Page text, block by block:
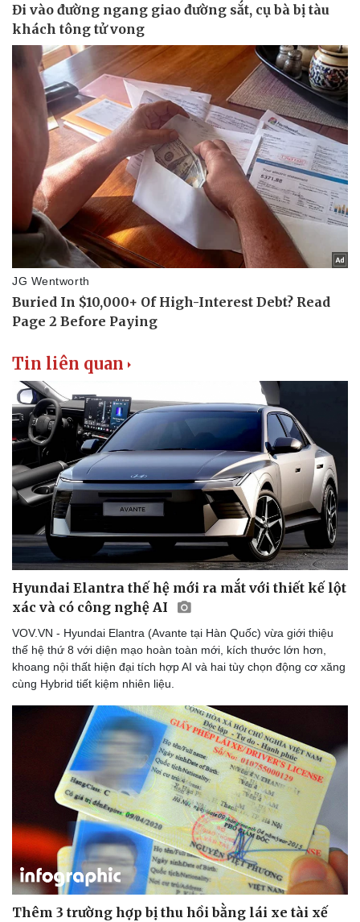
Tin liên quan
Hyundai Elantra thế hệ mới ra mắt với thiết kế lột
xác và có công nghệ AI
VOV.VN - Hyundai Elantra (Avante tại Hàn Quốc) vừa giới thiệu
thế hệ thứ 8 với diện mạo hoàn toàn mới, kích thước lớn hơn,
khoang nội thất hiện đại tích hợp AI và hai tùy chọn động cơ xăng
cùng Hybrid tiết kiệm nhiên liệu.
Thêm 3 trường hợp bị thu hồi bằng lái xe tài xế